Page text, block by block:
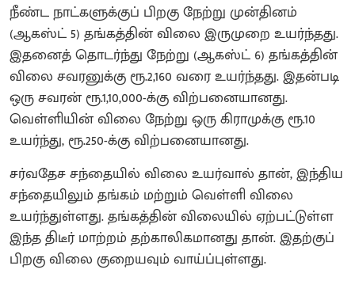
நீண்ட நாட்களுக்குப் பிறகு நேற்று முன்தினம்
(ஆகஸ்ட் 5) தங்கத்தின் விலை இருமுறை உயர்ந்தது.
இதனைத் தொடர்ந்து நேற்று (ஆகஸ்ட் 6) தங்கத்தின்
விலை சவரனுக்கு ரூ.2,160 வரை உயர்ந்தது. இதன்படி
ஒரு சவரன் ரூ.1,10,000-க்கு விற்பனையானது.
வெள்ளியின் விலை நேற்று ஒரு கிராமுக்கு ரூ.10
உயர்ந்து, ரூ.250-க்கு விற்பனையானது.
சர்வதேச சந்தையில் விலை உயர்வால் தான், இந்திய
சந்தையிலும் தங்கம் மற்றும் வெள்ளி விலை
உயர்ந்துள்ளது. தங்கத்தின் விலையில் ஏற்பட்டுள்ள
இந்த திடீர் மாற்றம் தற்காலிகமானது தான். இதற்குப்
பிறகு விலை குறையவும் வாய்ப்புள்ளது.